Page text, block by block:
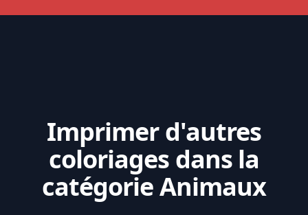
Imprimer d'autres
coloriages dans la
catégorie Animaux